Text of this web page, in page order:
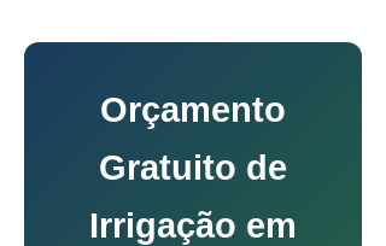
Orçamento
Gratuito de
Irrigação em